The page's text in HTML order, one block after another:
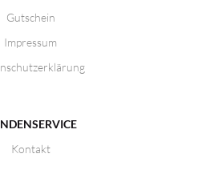
Gutschein
Impressum
Kontakt